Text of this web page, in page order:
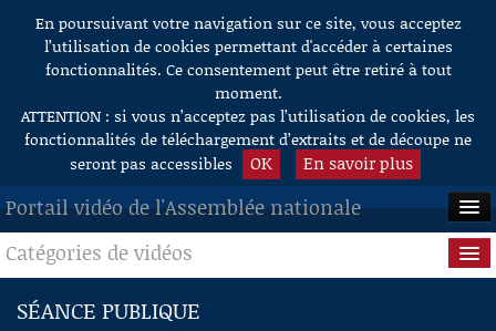
Aller au contenu
En poursuivant votre navigation sur ce site, vous acceptez
l’utilisation de cookies permettant d'accéder à certaines
fonctionnalités. Ce consentement peut être retiré à tout
moment.
ATTENTION : si vous n’acceptez pas l’utilisation de cookies, les
fonctionnalités de téléchargement d’extraits et de découpe ne
seront pas accessibles
OK En savoir plus
Portail vidéo de l'Assemblée nationale
ACCUEIL
EN DIRECT
Catégories de vidéos
Séance publique
SÉANCE PUBLIQUE